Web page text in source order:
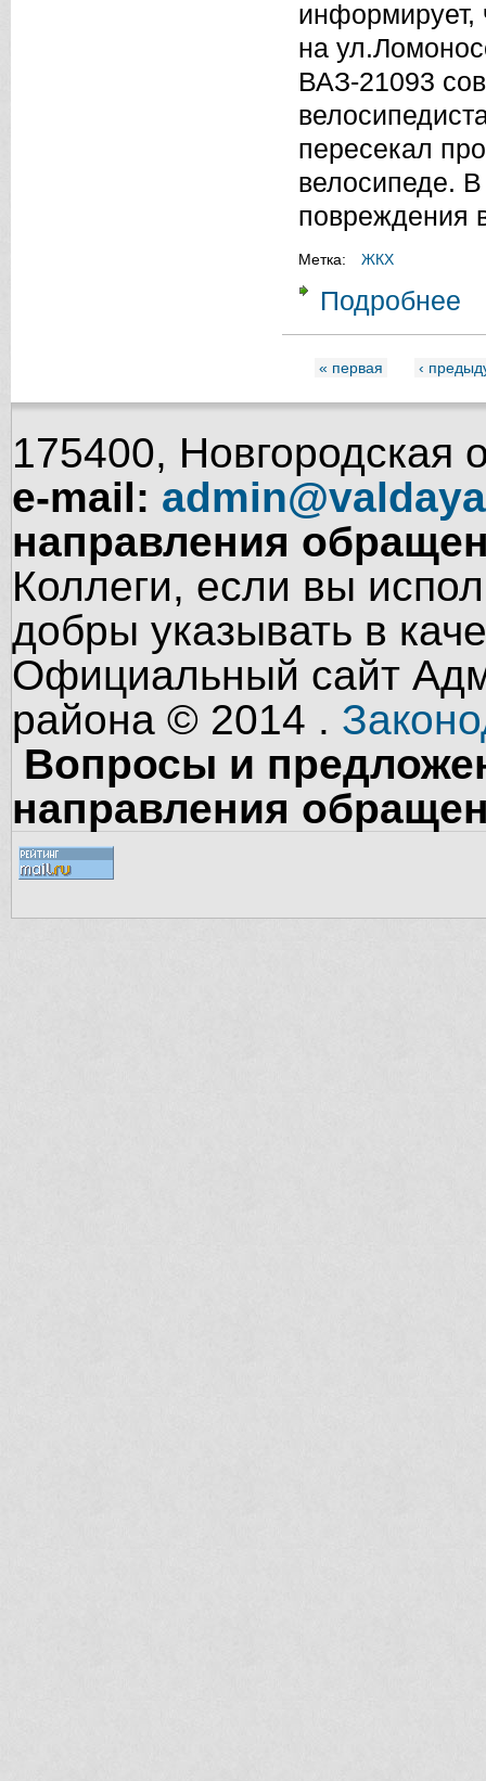
информирует,
на
ВАЗ-21093
пересекал
велосипеде.
повреждения
Метка: ЖКХ
Подробнее
« первая ‹
175400, Новгородская
e-mail:
направления
Коллеги, если вы
добры указывать в
Официальный сайт
района © 2014 .
Вопросы и
направления